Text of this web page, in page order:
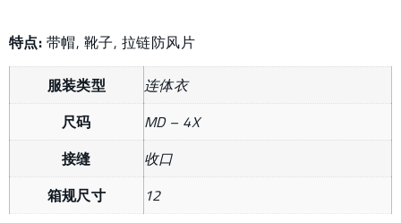
特点: 带帽, 靴子, 拉链防风片
服装类型
连体衣
尺码
MD – 4X
接缝
收口
箱规尺寸
12